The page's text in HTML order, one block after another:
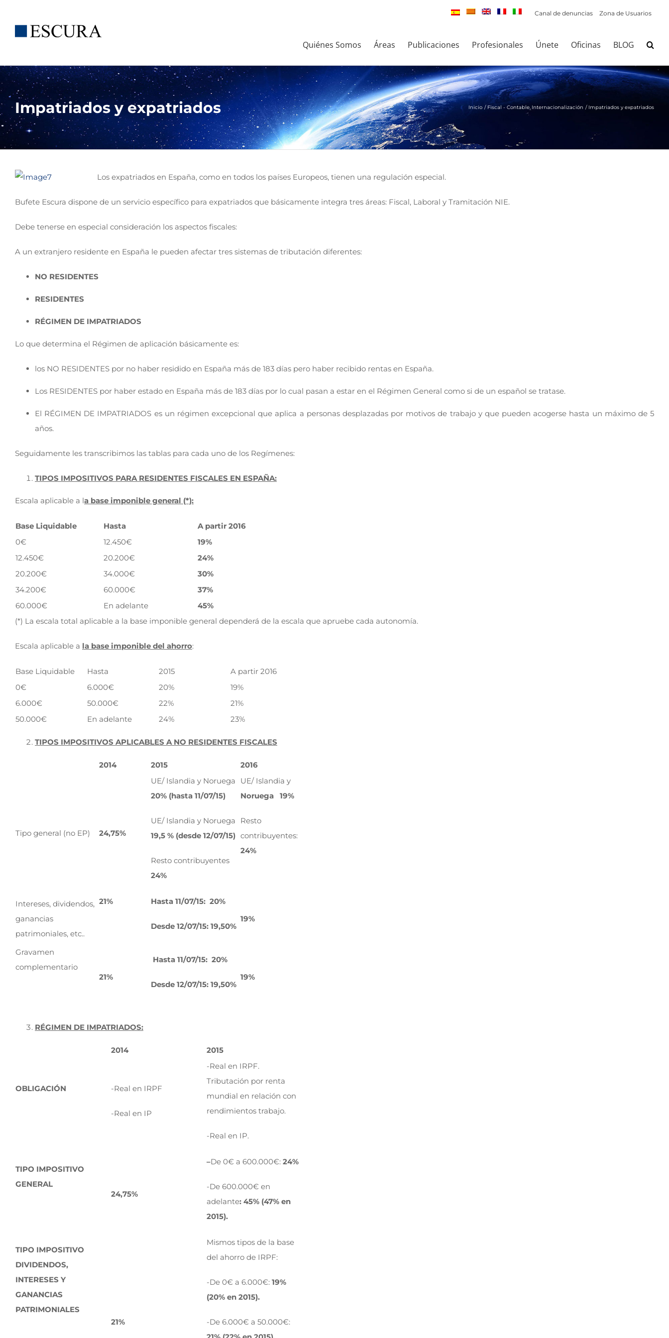
contenido
Canal de denuncias Zona de Usuarios
Quiénes Somos Áreas Publicaciones Profesionales Únete Oficinas BLOG
Impatriados y expatriados Inicio Fiscal - Contable Internacionalización Impatriados y expatriados
Los expatriados en España, como en todos los países Europeos, tienen una regulación especial.
Bufete Escura dispone de un servicio específico para expatriados que básicamente integra tres áreas: Fiscal, Laboral y Tramitación NIE.
Debe tenerse en especial consideración los aspectos fiscales:
A un extranjero residente en España le pueden afectar tres sistemas de tributación diferentes:
NO RESIDENTES
RESIDENTES
RÉGIMEN DE IMPATRIADOS
Lo que determina el Régimen de aplicación básicamente es:
los NO RESIDENTES por no haber residido en España más de 183 días pero haber recibido rentas en España.
Los RESIDENTES por haber estado en España más de 183 días por lo cual pasan a estar en el Régimen General como si de un español se tratase.
El RÉGIMEN DE IMPATRIADOS es un régimen excepcional que aplica a personas desplazadas por motivos de trabajo y que pueden acogerse hasta un máximo de 5
años.
Seguidamente les transcribimos las tablas para cada uno de los Regímenes:
TIPOS IMPOSITIVOS PARA RESIDENTES FISCALES EN ESPAÑA:
Escala aplicable a la base imponible general (*):
Base Liquidable Hasta
A partir 2016
0€
12.450€
19%
12.450€
20.200€
24%
20.200€
34.000€
30%
34.200€
60.000€
37%
60.000€
En adelante
45%
(*) La escala total aplicable a la base imponible general dependerá de la escala que apruebe cada autonomía.
Escala aplicable a la base imponible del ahorro:
Base Liquidable Hasta 2015
A partir 2016
0€
6.000€ 20%
19%
6.000€
50.000€ 22%
21%
50.000€
En adelante 24% 23%
TIPOS IMPOSITIVOS APLICABLES A NO RESIDENTES FISCALES
2014 2015 2016
Tipo general (no EP) 24,75%
UE/ Islandia y Noruega
20% (hasta 11/07/15)
UE/ Islandia y Noruega
19,5 % (desde 12/07/15)
Resto contribuyentes
24%
UE/ Islandia y
Noruega 19%
Resto
contribuyentes:
24%
Intereses, dividendos,
ganancias
patrimoniales, etc..
21% Hasta 11/07/15: 20%
Desde 12/07/15: 19,50%
19%
Gravamen
complementario
21%
Hasta 11/07/15: 20%
Desde 12/07/15: 19,50%
19%
RÉGIMEN DE IMPATRIADOS:
2014 2015
OBLIGACIÓN -Real en IRPF
-Real en IP
-Real en IRPF.
Tributación por renta
mundial en relación con
rendimientos trabajo.
-Real en IP.
TIPO IMPOSITIVO
GENERAL
24,75%
–De 0€ a 600.000€: 24%
-De 600.000€ en
adelante: 45% (47% en
2015).
TIPO IMPOSITIVO
DIVIDENDOS,
INTERESES Y
GANANCIAS
PATRIMONIALES
21%
Mismos tipos de la base
del ahorro de IRPF:
-De 0€ a 6.000€: 19%
(20% en 2015).
-De 6.000€ a 50.000€: